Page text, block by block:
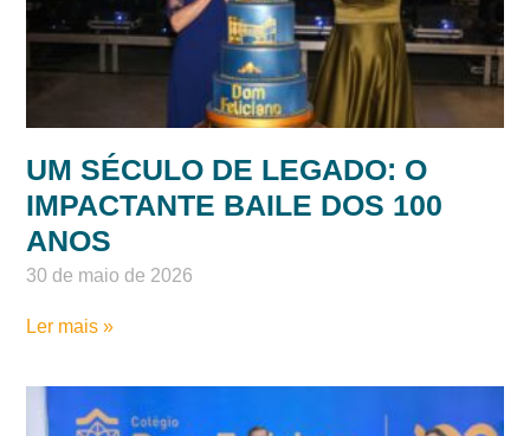
UM SÉCULO DE LEGADO: O
IMPACTANTE BAILE DOS 100
ANOS
30 de maio de 2026
Ler mais »